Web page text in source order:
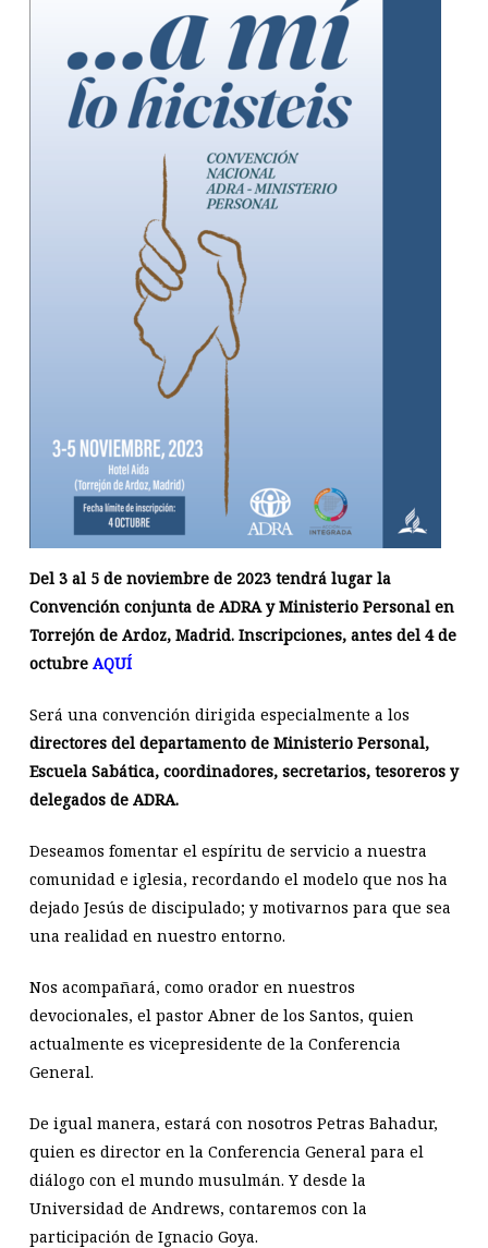
Del 3 al 5 de noviembre de 2023 tendrá lugar la
Convención conjunta de ADRA y Ministerio Personal en
Torrejón de Ardoz, Madrid. Inscripciones, antes del 4 de
octubre AQUÍ
Será una convención dirigida especialmente a los
directores del departamento de Ministerio Personal,
Escuela Sabática, coordinadores, secretarios, tesoreros y
delegados de ADRA.
Deseamos fomentar el espíritu de servicio a nuestra
comunidad e iglesia, recordando el modelo que nos ha
dejado Jesús de discipulado; y motivarnos para que sea
una realidad en nuestro entorno.
Nos acompañará, como orador en nuestros
devocionales, el pastor Abner de los Santos, quien
actualmente es vicepresidente de la Conferencia
General.
De igual manera, estará con nosotros Petras Bahadur,
quien es director en la Conferencia General para el
diálogo con el mundo musulmán. Y desde la
Universidad de Andrews, contaremos con la
participación de Ignacio Goya.